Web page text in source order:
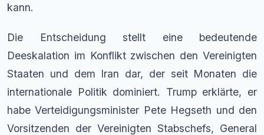
kann.
Die Entscheidung stellt eine bedeutende
Deeskalation im Konflikt zwischen den Vereinigten
Staaten und dem Iran dar, der seit Monaten die
internationale Politik dominiert. Trump erklärte, er
habe Verteidigungsminister Pete Hegseth und den
Vorsitzenden der Vereinigten Stabschefs, General